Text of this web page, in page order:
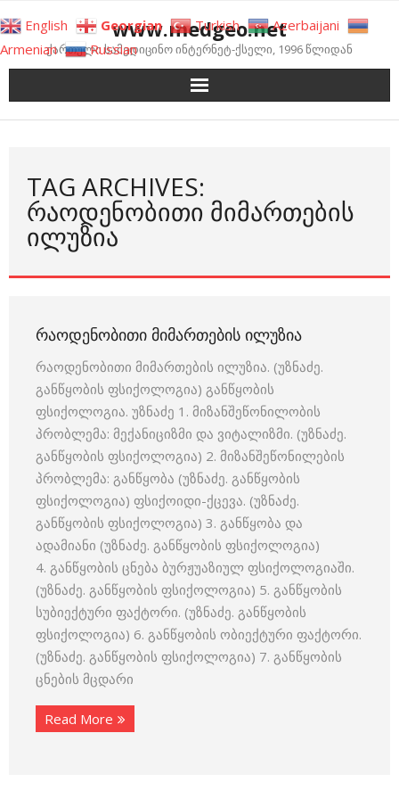
to
content
www.medgeo.net
ქართული სამედიცინო ინტერნეტ-ქსელი, 1996 წლიდან
TAG ARCHIVES:
ᲠᲐᲝᲓᲔᲜᲝᲑᲘᲗᲘ ᲛᲘᲛᲐᲠᲗᲔᲑᲘᲡ
ᲘᲚᲣᲖᲘᲐ
ᲠᲐᲝᲓᲔᲜᲝᲑᲘᲗᲘ ᲛᲘᲛᲐᲠᲗᲔᲑᲘᲡ ᲘᲚᲣᲖᲘᲐ
რაოდენობითი მიმართების ილუზია. (უზნაძე.
განწყობის ფსიქოლოგია) განწყობის
ფსიქოლოგია. უზნაძე 1. მიზანშეწონილობის
პრობლემა: მექანიციზმი და ვიტალიზმი. (უზნაძე.
განწყობის ფსიქოლოგია) 2. მიზანშეწონილების
პრობლემა: განწყობა (უზნაძე. განწყობის
ფსიქოლოგია) ფსიქოიდი-ქცევა. (უზნაძე.
განწყობის ფსიქოლოგია) 3. განწყობა და
ადამიანი (უზნაძე. განწყობის ფსიქოლოგია)
4. განწყობის ცნება ბურჟუაზიულ ფსიქოლოგიაში.
(უზნაძე. განწყობის ფსიქოლოგია) 5. განწყობის
სუბიექტური ფაქტორი. (უზნაძე. განწყობის
ფსიქოლოგია) 6. განწყობის ობიექტური ფაქტორი.
(უზნაძე. განწყობის ფსიქოლოგია) 7. განწყობის
ცნების მცდარი
Read More
English Georgian Turkish
Azerbaijani
Armenian
Russian